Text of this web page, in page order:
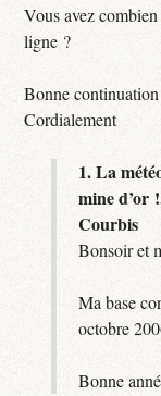
Vous avez
ligne ?
Bonne
Cordialement
1.La
mine d’or
Courbis
Bonsoir et
Ma base
octobre
Bonne